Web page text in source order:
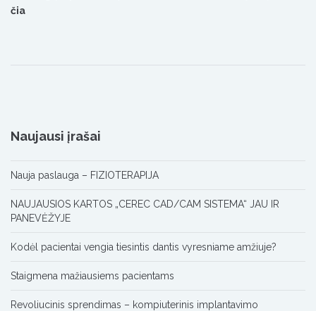
čia
Naujausi įrašai
Nauja paslauga – FIZIOTERAPIJA
NAUJAUSIOS KARTOS „CEREC CAD/CAM SISTEMA“ JAU IR
PANEVĖŽYJE
Kodėl pacientai vengia tiesintis dantis vyresniame amžiuje?
Staigmena mažiausiems pacientams
Revoliucinis sprendimas – kompiuterinis implantavimo